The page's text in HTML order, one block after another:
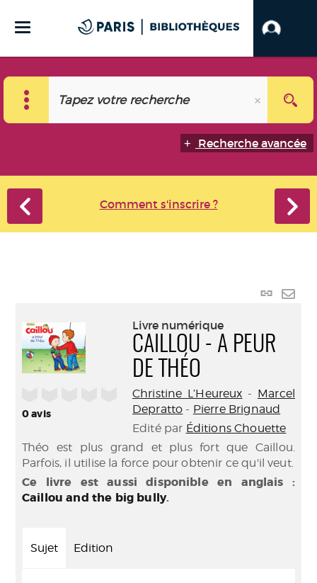
Recherche avancée
Comment s'inscrire ?
Lien
0avis
Livre numérique
CAILLOU - A PEUR
DE THÉO
Christine L’Heureux - Marcel
Depratto - Pierre Brignaud
Edité par Éditions Chouette
Théo est plus grand et plus fort que Caillou.
Parfois, il utilise la force pour obtenir ce qu'il veut.
Ce livre est aussi disponible en anglais :
Caillou and the big bully.
Sujet Edition